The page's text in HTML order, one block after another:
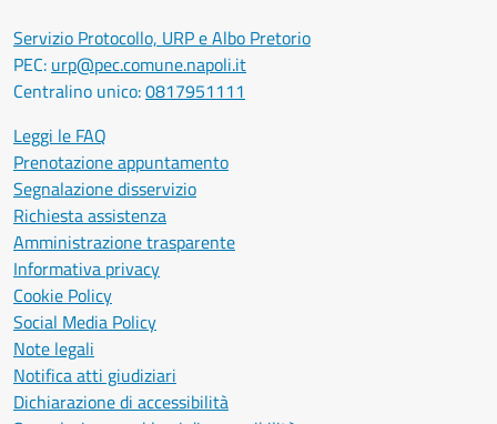
Servizio Protocollo, URP e Albo Pretorio
PEC: urp@pec.comune.napoli.it
Centralino unico:0817951111
Leggi le FAQ
Prenotazione appuntamento
Segnalazione disservizio
Richiesta assistenza
Amministrazione trasparente
Informativa privacy
Cookie Policy
Social Media Policy
Note legali
Notifica atti giudiziari
Dichiarazione di accessibilità